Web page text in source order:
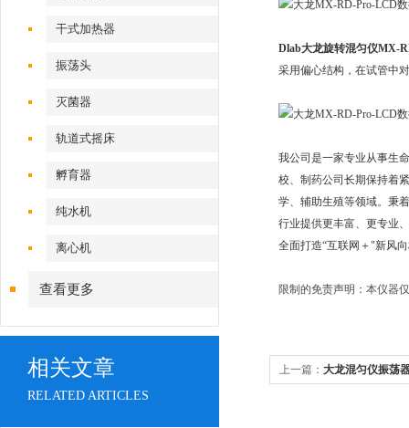
干式加热器
振荡头
灭菌器
轨道式摇床
孵育器
纯水机
离心机
查看更多
相关文章
RELATED ARTICLES
Dlab大龙旋转混匀仪MX-
采用偏心结构，在试管中
我公司是一家专业从事生
校、制药公司长期保持着
学、辅助生殖等领域。秉
行业提供更丰富、更专业
全面打造“互联网＋"新风
限制的免责声明：本仪器
上一篇： 大龙混匀仪振荡